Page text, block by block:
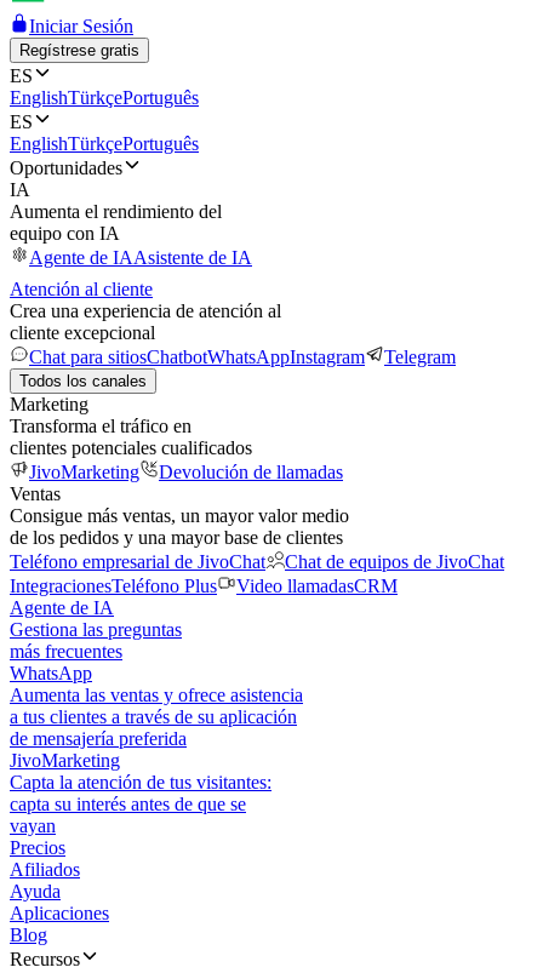
Iniciar Sesión
Regístrese gratis
ES
EnglishTürkçePortuguês
ES
EnglishTürkçePortuguês
Oportunidades
IA
Aumenta el rendimiento del
equipo con IA
Agente de IAAsistente de IA
Atención al cliente
Crea una experiencia de atención al
cliente excepcional
Chat para sitiosChatbotWhatsAppInstagram Telegram
Todos los canales
Marketing
Transforma el tráfico en
clientes potenciales cualificados
JivoMarketing
Devolución de llamadas
Ventas
Consigue más ventas, un mayor valor medio
de los pedidos y una mayor base de clientes
Teléfono empresarial de JivoChat
Chat de equipos de JivoChat
IntegracionesTeléfono Plus Video llamadasCRM
Agente de IA
Gestiona las preguntas
más frecuentes
WhatsApp
Aumenta las ventas y ofrece asistencia
a tus clientes a través de su aplicación
de mensajería preferida
JivoMarketing
Capta la atención de tus visitantes:
capta su interés antes de que se
vayan
Precios
Afiliados
Ayuda
Aplicaciones
Blog
Recursos